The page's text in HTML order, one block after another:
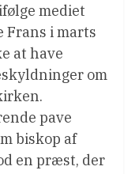
mediet
Frans i marts
at have
om
pave
biskop af
en præst, der